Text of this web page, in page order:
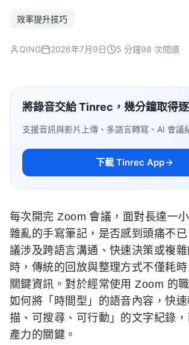
效率提升技巧
QING 2026年7月9日 5 分鐘98 次閱讀
將錄音交給 Tinrec，幾分鐘取得
支援音訊與影片上傳、多語言轉寫、AI 會議
下載 Tinrec App
每次開完 Zoom 會議，面對長達一
雜亂的手寫筆記，是否感到頭痛不
議涉及跨語言溝通、快速決策或複
時，傳統的回放與整理方式不僅耗
關鍵資訊。對於經常使用 Zoom 的
如何將「時間型」的語音內容，快
描、可搜尋、可行動」的文字紀錄
產力的關鍵。